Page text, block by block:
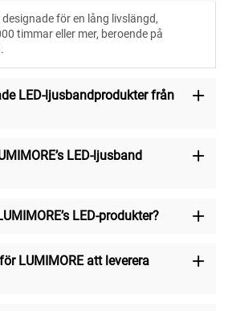
designade fören lång livslängd,
timmar eller mer, beroende på
LED-ljusbandprodukter från
LED-ljusband
LED-produkter?
LUMIMORE att leverera